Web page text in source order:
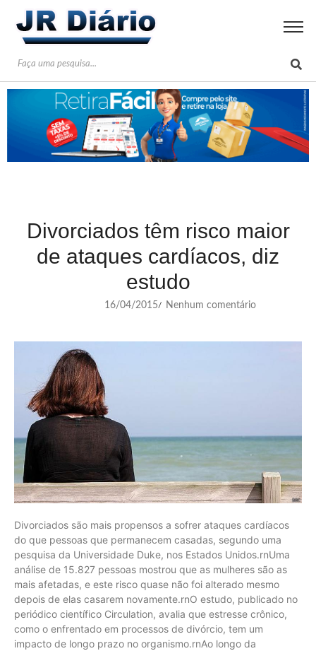
Divorciados têm risco maior
de ataques cardíacos, diz
estudo
16/04/2015/ Nenhum comentário
Divorciados são mais propensos a sofrer ataques cardíacos
do que pessoas que permanecem casadas, segundo uma
pesquisa da Universidade Duke, nos Estados Unidos.rnUma
análise de 15.827 pessoas mostrou que as mulheres são as
mais afetadas, e este risco quase não foi alterado mesmo
depois de elas casarem novamente.rnO estudo, publicado no
periódico científico Circulation, avalia que estresse crônico,
como o enfrentado em processos de divórcio, tem um
impacto de longo prazo no organismo.rnAo longo da